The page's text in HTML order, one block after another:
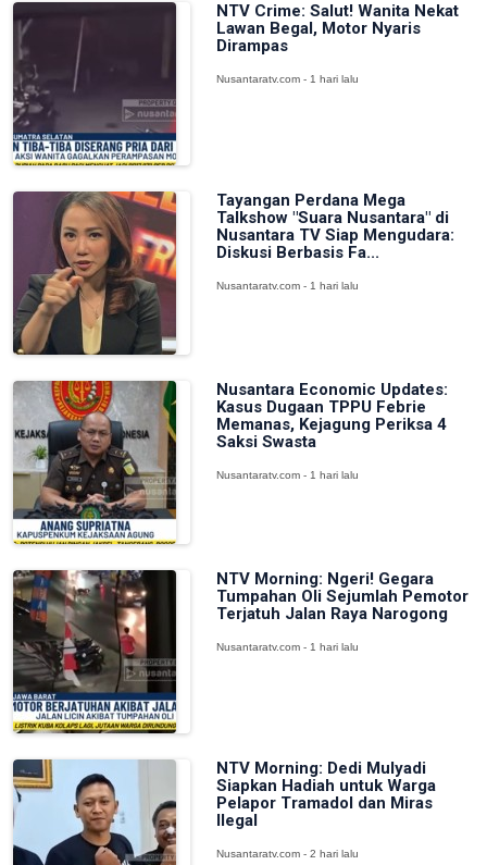
NTV Crime: Salut! Wanita Nekat
Lawan Begal, Motor Nyaris
Dirampas
Nusantaratv.com - 1 hari lalu
Tayangan Perdana Mega
Talkshow "Suara Nusantara" di
Nusantara TV Siap Mengudara:
Diskusi Berbasis Fa...
Nusantaratv.com - 1 hari lalu
Nusantara Economic Updates:
Kasus Dugaan TPPU Febrie
Memanas, Kejagung Periksa 4
Saksi Swasta
Nusantaratv.com - 1 hari lalu
NTV Morning: Ngeri! Gegara
Tumpahan Oli Sejumlah Pemotor
Terjatuh Jalan Raya Narogong
Nusantaratv.com - 1 hari lalu
NTV Morning: Dedi Mulyadi
Siapkan Hadiah untuk Warga
Pelapor Tramadol dan Miras
Ilegal
Nusantaratv.com - 2 hari lalu